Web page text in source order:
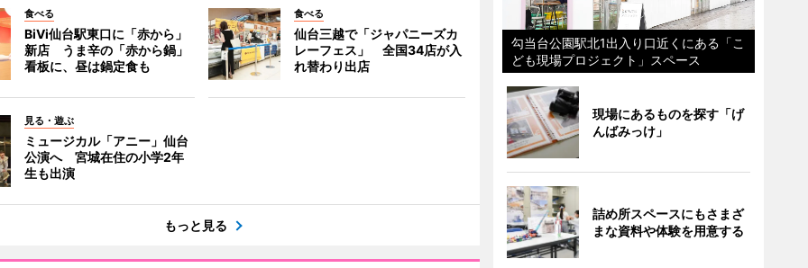
食べる
BiVi仙台駅東口に「赤から」
新店 うま辛の「赤から鍋」
看板に、昼は鍋定食も
食べる
仙台三越で「ジャパニーズカ
レーフェス」 全国34店が入
れ替わり出店
見る・遊ぶ
ミュージカル「アニー」仙台
公演へ 宮城在住の小学2年
生も出演
もっと見る
勾当台公園駅北1出入り口近くにある「こ
ども現場プロジェクト」スペース
現場にあるものを探す「げ
んばみっけ」
詰め所スペースにもさまざ
まな資料や体験を用意する